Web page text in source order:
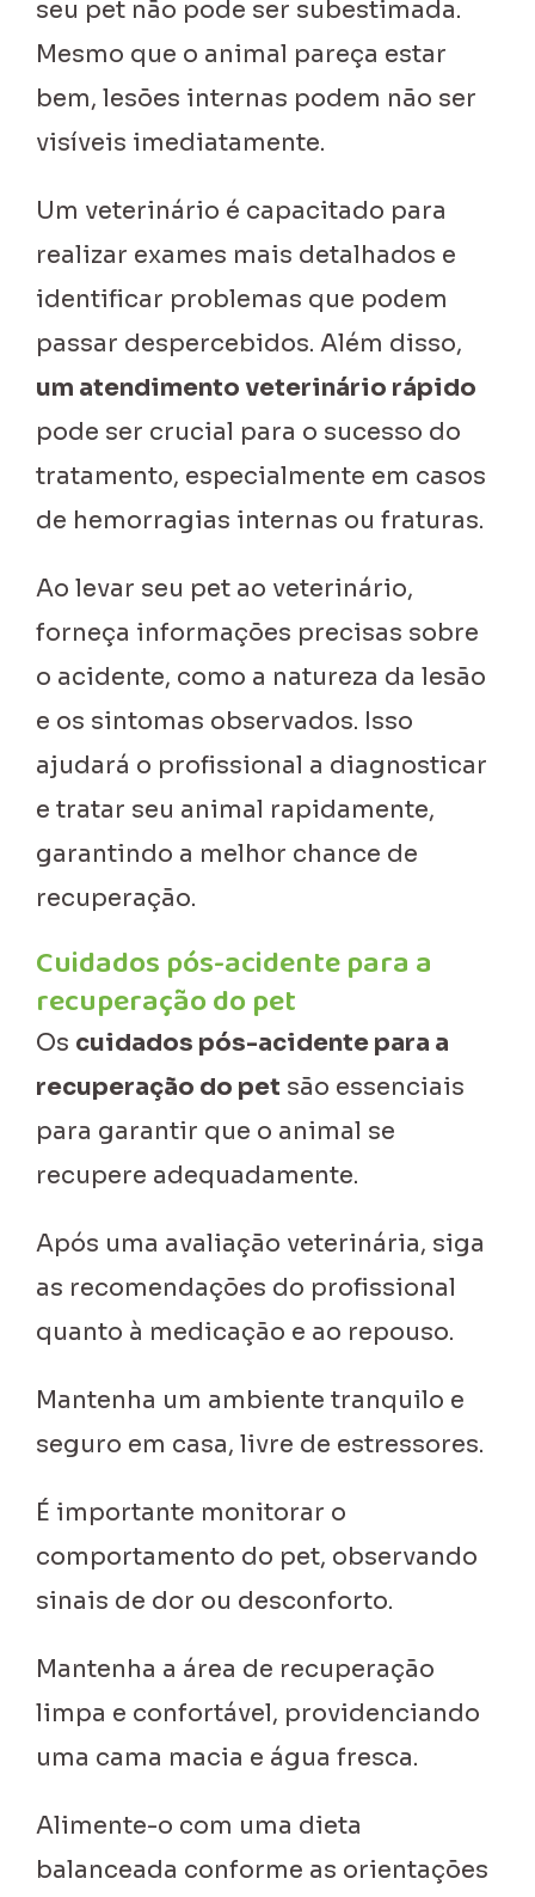
seu pet não pode ser subestimada.
Mesmo que o animal pareça estar
bem, lesões internas podem não ser
visíveis imediatamente.
Um veterinário é capacitado para
realizar exames mais detalhados e
identificar problemas que podem
passar despercebidos. Além disso,
um atendimento veterinário rápido
pode ser crucial para o sucesso do
tratamento, especialmente em casos
de hemorragias internas ou fraturas.
Ao levar seu pet ao veterinário,
forneça informações precisas sobre
o acidente, como a natureza da lesão
e os sintomas observados. Isso
ajudará o profissional a diagnosticar
e tratar seu animal rapidamente,
garantindo a melhor chance de
recuperação.
Cuidados pós-acidente para a
recuperação do pet
Os cuidados pós-acidente para a
recuperação do pet são essenciais
para garantir que o animal se
recupere adequadamente.
Após uma avaliação veterinária, siga
as recomendações do profissional
quanto à medicação e ao repouso.
Mantenha um ambiente tranquilo e
seguro em casa, livre de estressores.
É importante monitorar o
comportamento do pet, observando
sinais de dor ou desconforto.
Mantenha a área de recuperação
limpa e confortável, providenciando
uma cama macia e água fresca.
Alimente-o com uma dieta
balanceada conforme as orientações